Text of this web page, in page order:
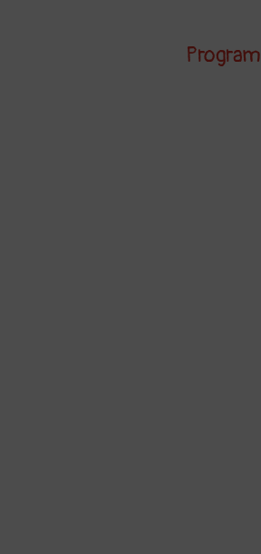
Program